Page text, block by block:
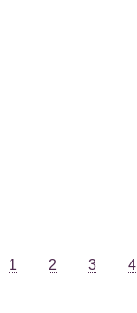
1 2 3 4